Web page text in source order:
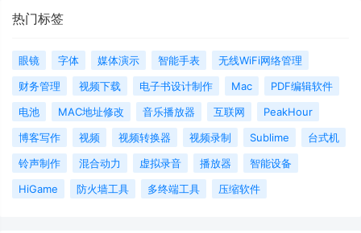
热门标签
眼镜 字体 媒体演示 智能手表
无线WiFi网络管理
财务管理
视频下载 电子书设计制作 Mac
PDF编辑软件
电池
MAC地址修改 音乐播放器 互联网
PeakHour
博客写作
视频 视频转换器 视频录制 Sublime
台式机
铃声制作
混合动力 虚拟录音 播放器
智能设备
HiGame
防火墙工具 多终端工具 压缩软件